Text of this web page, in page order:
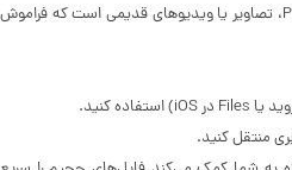
پوشه دانلودها معمولاً پر از فایل‌های PDF، تصاویر یا ویدیوهای قدیمی است که فراموش
منتقل کنید.